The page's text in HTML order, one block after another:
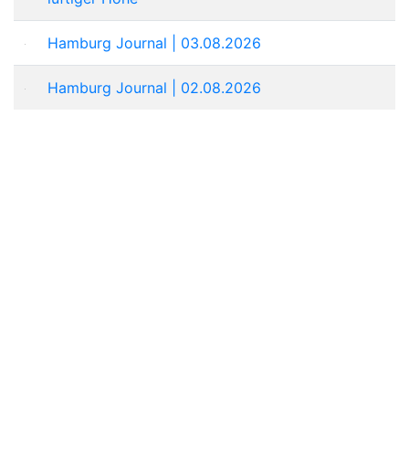
Hamburg Journal | 03.08.2026
Hamburg Journal | 02.08.2026